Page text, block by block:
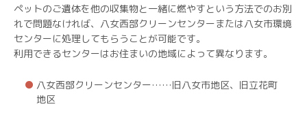
ペットのご遺体を他の収集物と一緒に燃やすという方法でのお別
れで問題なければ、八女西部クリーンセンターまたは八女市環境
センターに処理してもらうことが可能です。
利用できるセンターはお住まいの地域によって異なります。
八女西部クリーンセンター……旧八女市地区、旧立花町
地区